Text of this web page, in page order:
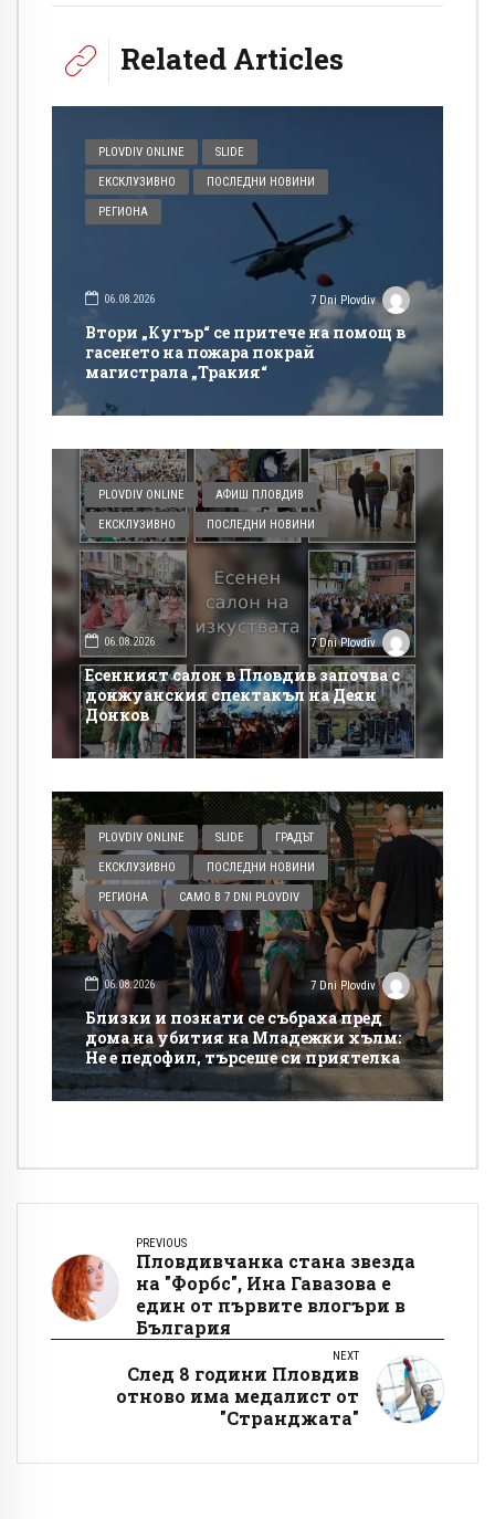
Related Articles
PLOVDIV ONLINE SLIDE
ЕКСКЛУЗИВНО ПОСЛЕДНИ НОВИНИ
РЕГИОНА
06.08.2026 7 Dni Plovdiv
Втори „Кугър“ се притече на помощ в
гасенето на пожара покрай
магистрала „Тракия“
PLOVDIV ONLINE АФИШ ПЛОВДИВ
ЕКСКЛУЗИВНО ПОСЛЕДНИ НОВИНИ
06.08.2026 7 Dni Plovdiv
Есенният салон в Пловдив започва с
донжуанския спектакъл на Деян
Донков
PLOVDIV ONLINE SLIDE ГРАДЪТ
ЕКСКЛУЗИВНО ПОСЛЕДНИ НОВИНИ
РЕГИОНА САМО В 7 DNI PLOVDIV
06.08.2026 7 Dni Plovdiv
Близки и познати се събраха пред
дома на убития на Младежки хълм:
Не е педофил, търсеше си приятелка
PREVIOUS
Пловдивчанка стана звезда
на "Форбс", Ина Гавазова е
един от първите влогъри в
България
NEXT
След 8 години Пловдив
отново има медалист от
"Странджата"